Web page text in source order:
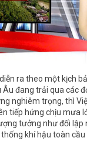
ra theo một kịch
Âu đang trải qua các
nghiêm trọng, thì
tiếp hứng chịu mưa
tưởng như đối
thống khí hậu toàn